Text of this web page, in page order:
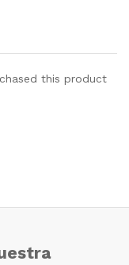
this product